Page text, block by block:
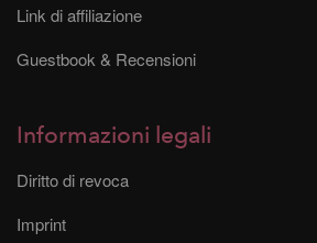
Link di affiliazione
Guestbook & Recensioni
Informazioni legali
Diritto di revoca
Imprint